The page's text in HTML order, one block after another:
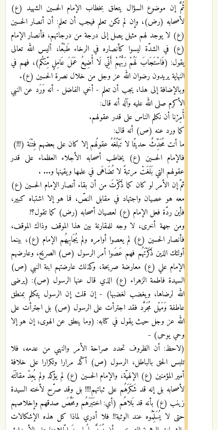
ثُمَّ إن موضوع السؤال يتعلق بخطاب الإمام الحسين الشهيد (ع)
لأصحابه (رض)، وإن لم تكن تعلم فيجب أن تعلم: أن أنصار الحسين
(ع) لا يوجد لهم مثيل يصل إلى درجة من درجاتهم، فأنصار الإمام
(ع) في الشدّة ليسوا كأنصاره في الرخاء طَبْعًا، أليس الله تعالى
يقول: (فَاسْتَجَابَ لَهُمْ رَبُّهُمْ أَنِّي لَا أُضِيعُ عَمَلَ عَامِلٍ مِّنكُم)، فهم في
النهاية يريدون رضوان الله عز وجل من خلال نصرة الحسين (ع).
وبالإضافة إلى هذا، يجب أن تعلم - أخي الفاضل - أنه وَرَد عن النبي
اﻷكرم صلى الله عليه وآله أنه قال:
أُمِرْنا أن نكلم الناس على قدر عقولهم.
كما ورد عنه (ص) أنه قال:
ما أنت مُحَدِّثٌ حديثًا لا تَبْلُغُهُ عقولُهم إلا كان على بعضهم فِتْنَة (!!!)
فالإمام الحسين (ع) يخاطب أصحابه الأجلاء العظماء على قدر
عقولهم التي بَلَغَتْ مرتبةً لا تُضَاهَى في علمها ويقينها و... .
ثمّ إن الأمر لو كان كما ذَكَرْتَ من أن بقاء أنصار الإمام الحسين (ع)
معه هو عصيان واجتهاد في مقابل النصّ، فما هو إلا اشتباه كبير،
فأين ردّة فعل الإمام (ع) لعصيان أصحابه (رض) كما تقول؟!
ومن جهة أخرى، لا وجه للمقارنة بين هذا الموقف وذاك الموقف،
فأنصار الحسين (ع) لم يعصوا أوامره ولم يُجَابِههُم الإمام (ع)، بينما
أولئك الذين ذَكَرْتَهُم فهم عَصَوا أمر الرسول (ص) الصريح، وعارضهم
الإمام علي (ع) معارضة صريحة، وكذلك عارضتهم ابنة النبي (ص)
السيدة فاطمة الزهراء (ع) الذي قال عنها الرسول (ص): (يرضى
الله لرضاها، ويغضب لغضبها) - إن قلت إن الرسول يتكلم بمنطق
عاطفة وَمَيْل مُجَرَّد فقد اجترأت على الرسول (ص) بل اجترأت على
الله عز وجل حيث يقول في كتابه: (وما ينطق عن الهوى، إن هو إلا
وحي يوحى) -
(لاحظ: أن الظروف تحدد صراحة الأمر والنهي من عدمه، فلا
تلبس الحق بالباطل، الرسول (ص) أكّد مرارا وتكرارا على خلافة
أمير المؤمنين (ع) الإلهيّة، والإمام الحسين (ع) لم يؤكد ولم يُعِدْ مقالَتَه
لأصحابه بل إنه قد شَكَرَهُم على ثباتهم!!!! بل وقد صرّح لأخته السيدة
زينب (ع) بأنه قد بَلاهُم (أي: اختَبَرَهُم ومَحَّصَ صدقهم وإخلاصهم
حتى لا يُسَلِّمُوه عند الوثبة!! فلا أدري لماذا كل هذه الإشكالات